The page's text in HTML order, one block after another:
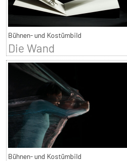
Bühnen- und Kostümbild
Die Wand
Bühnen- und Kostümbild